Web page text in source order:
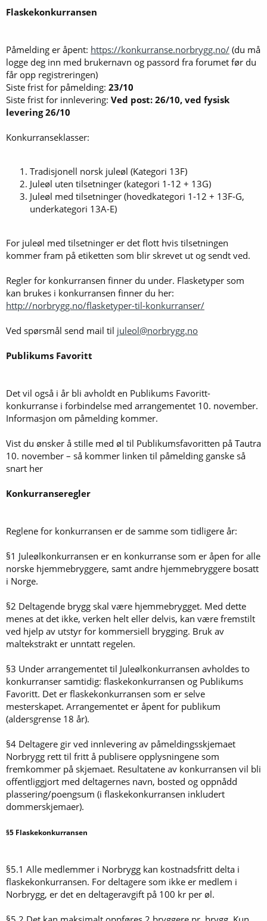
Flaskekonkurransen
Påmelding er åpent: https://konkurranse.norbrygg.no/ (du må
logge deg inn med brukernavn og passord fra forumet før du
får opp registreringen)
Siste frist for påmelding: 23/10
Siste frist for innlevering: Ved post: 26/10, ved fysisk
levering 26/10
Konkurranseklasser:
Tradisjonell norsk juleøl (Kategori 13F)
Juleøl uten tilsetninger (kategori 1-12 + 13G)
Juleøl med tilsetninger (hovedkategori 1-12 + 13F-G,
underkategori 13A-E)
For juleøl med tilsetninger er det flott hvis tilsetningen
kommer fram på etiketten som blir skrevet ut og sendt ved.
Regler for konkurransen finner du under. Flasketyper som
kan brukes i konkurransen finner du her:
http://norbrygg.no/flasketyper-til-konkurranser/
Ved spørsmål send mail til juleol@norbrygg.no
Publikums Favoritt
Det vil også i år bli avholdt en Publikums Favoritt-
konkurranse i forbindelse med arrangementet 10. november.
Informasjon om påmelding kommer.
Vist du ønsker å stille med øl til Publikumsfavoritten på Tautra
10. november – så kommer linken til påmelding ganske så
snart her
Konkurranseregler
Reglene for konkurransen er de samme som tidligere år:
§1 Juleølkonkurransen er en konkurranse som er åpen for alle
norske hjemmebryggere, samt andre hjemmebryggere bosatt
i Norge.
§2 Deltagende brygg skal være hjemmebrygget. Med dette
menes at det ikke, verken helt eller delvis, kan være fremstilt
ved hjelp av utstyr for kommersiell brygging. Bruk av
maltekstrakt er unntatt regelen.
§3 Under arrangementet til Juleølkonkurransen avholdes to
konkurranser samtidig: flaskekonkurransen og Publikums
Favoritt. Det er flaskekonkurransen som er selve
mesterskapet. Arrangementet er åpent for publikum
(aldersgrense 18 år).
§4 Deltagere gir ved innlevering av påmeldingsskjemaet
Norbrygg rett til fritt å publisere opplysningene som
fremkommer på skjemaet. Resultatene av konkurransen vil bli
offentliggjort med deltagernes navn, bosted og oppnådd
plassering/poengsum (i flaskekonkurransen inkludert
dommerskjemaer).
§5 Flaskekonkurransen
§5.1 Alle medlemmer i Norbrygg kan kostnadsfritt delta i
flaskekonkurransen. For deltagere som ikke er medlem i
Norbrygg, er det en deltageravgift på 100 kr per øl.